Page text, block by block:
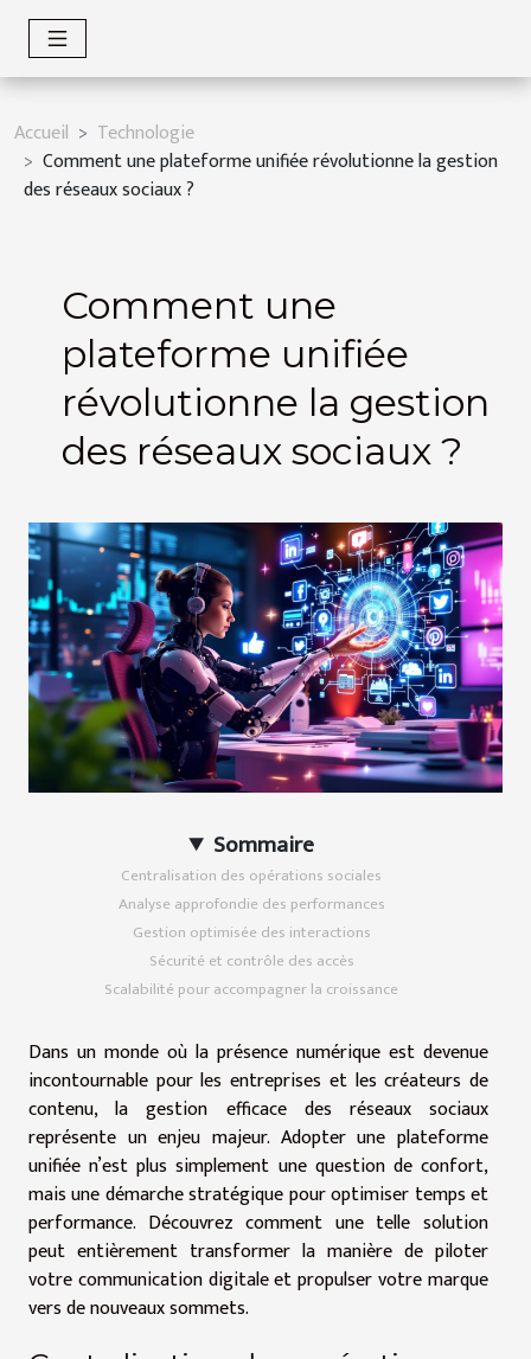
Accueil
Technologie
Comment une plateforme unifiée révolutionne la gestion
des réseaux sociaux ?
Comment une
plateforme unifiée
révolutionne la gestion
des réseaux sociaux ?
Sommaire
Centralisation des opérations sociales
Analyse approfondie des performances
Gestion optimisée des interactions
Sécurité et contrôle des accès
Scalabilité pour accompagner la croissance
Dans un monde où la présence numérique est devenue
incontournable pour les entreprises et les créateurs de
contenu, la gestion efficace des réseaux sociaux
représente un enjeu majeur. Adopter une plateforme
unifiée n’est plus simplement une question de confort,
mais une démarche stratégique pour optimiser temps et
performance. Découvrez comment une telle solution
peut entièrement transformer la manière de piloter
votre communication digitale et propulser votre marque
vers de nouveaux sommets.